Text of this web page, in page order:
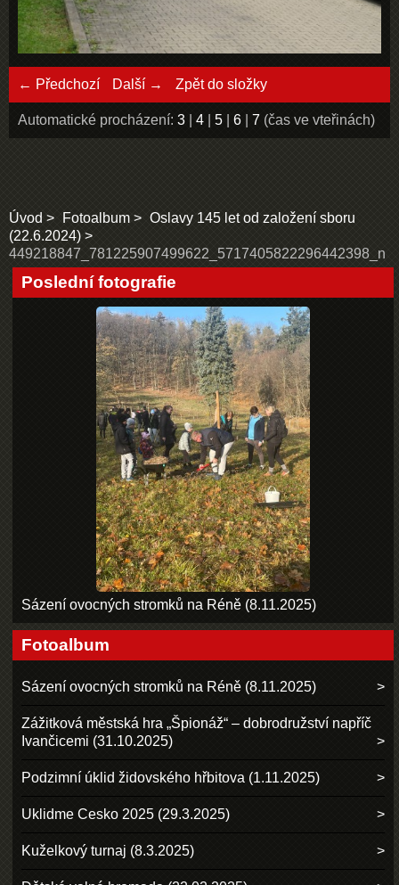
← Předchozí Další → Zpět do složky
Automatické procházení: 3 4 5 6 7 (čas ve vteřinách)
Úvod Fotoalbum
Oslavy 145 let od založení sboru
(22.6.2024)
449218847_781225907499622_5717405822296442398_n
Poslední fotografie
Sázení ovocných stromků na Réně (8.11.2025)
Fotoalbum
Sázení ovocných stromků na Réně (8.11.2025)
Zážitková městská hra „Špionáž“ – dobrodružství napříč
Ivančicemi (31.10.2025)
Podzimní úklid židovského hřbitova (1.11.2025)
Uklidme Cesko 2025 (29.3.2025)
Kuželkový turnaj (8.3.2025)